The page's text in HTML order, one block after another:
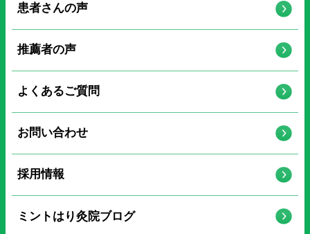
患者さんの声
推薦者の声
よくあるご質問
お問い合わせ
採用情報
ミントはり灸院ブログ